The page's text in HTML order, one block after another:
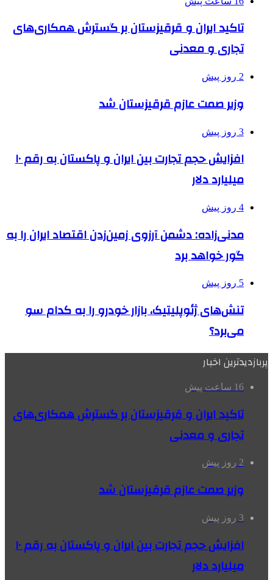
تاکید ایران و قرقیزستان بر گسترش همکاری‌های
تجاری و معدنی
2 روز پیش
وزیر صمت عازم قرقیزستان شد
3 روز پیش
افزایش حجم تجارت بین ایران و پاکستان به رقم ۱۰
میلیارد دلار
4 روز پیش
مدنی‌زاده: دشمن آرزوی زمین‌زدن اقتصاد ایران را به
گور خواهد برد
5 روز پیش
تنش‌های ژئوپلیتیک، بازار خودرو را به کدام سو
می‌برد؟
پربازدیدترین اخبار
16 ساعت پیش
تاکید ایران و قرقیزستان بر گسترش همکاری‌های
تجاری و معدنی
2 روز پیش
وزیر صمت عازم قرقیزستان شد
3 روز پیش
افزایش حجم تجارت بین ایران و پاکستان به رقم ۱۰
میلیارد دلار